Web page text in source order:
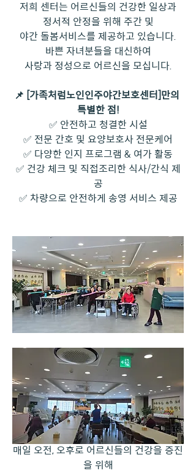
저희 센터는 어르신들의 건강한 일상과
정서적 안정을 위해 주간 및
야간 돌봄서비스를 제공하고 있습니다.
바쁜 자녀분들을 대신하여
사랑과 정성으로 어르신을 모십니다.
📌 [가족처럼노인인주야간보호센터]만의
특별한 점!
✅ 안전하고 청결한 시설
✅ 전문 간호 및 요양보호사 전문케어
✅ 다양한 인지 프로그램 & 여가 활동
✅ 건강 체크 및 직접조리한 식사/간식 제
공
✅ 차량으로 안전하게 송영 서비스 제공
매일 오전, 오후로 어르신들의 건강을 증진
을 위해